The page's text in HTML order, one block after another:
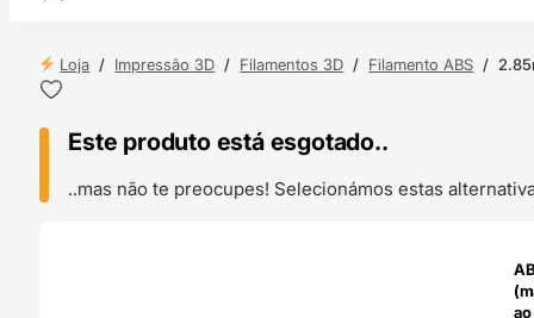
Loja / Impressão 3D / Filamentos 3D / Filamento ABS /
Este produto está esgotado..
..mas não te preocupes! Selecionámos estas